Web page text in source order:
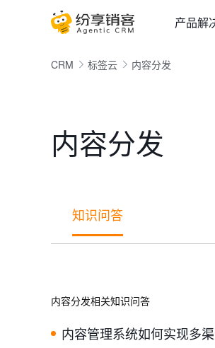
产品解
CRM 标签云 内容分发
内容分发
知识问答
内容分发相关知识问答
内容管理系统如何实现多